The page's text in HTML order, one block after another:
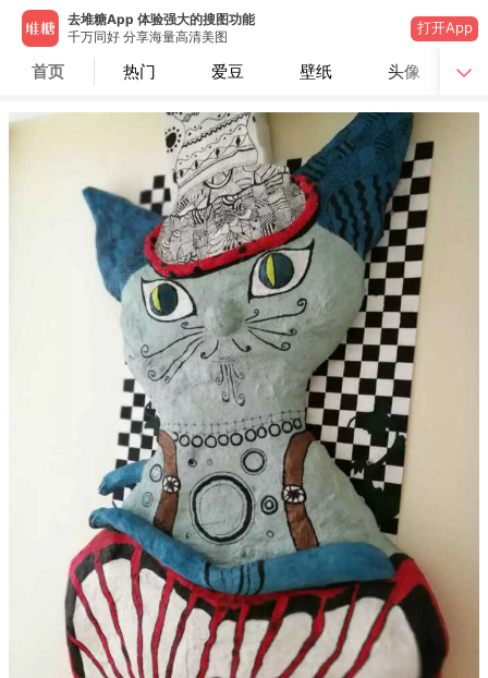
去堆糖App 体验强大的搜图功能
千万同好 分享海量高清美图
打开App
首页 热门 爱豆 壁纸 头像